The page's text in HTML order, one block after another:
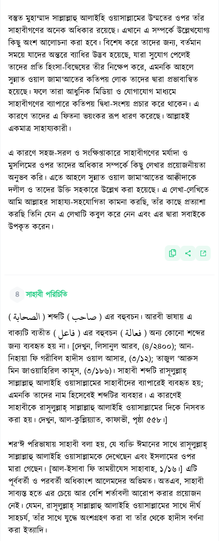
বস্তুত মুহাম্মাদ সাল্লাল্লাহু আলাইহি ওয়াসাল্লামের উম্মতের ওপর তাঁর
সাহাবীগণের অনেক অধিকার রয়েছে। এখানে এ সম্পর্কে উল্লেখযোগ্য
কিছু অংশ আলোচনা করা হবে। বিশেষ করে তাদের জন্য, বর্তমান
সময়ে যাদের অন্তরে ব্যাধির উদ্ভব হয়েছে, যারা সুযোগ পেলেই
তাদের প্রতি হিংসা-বিদ্বেষের তীর নিক্ষেপ করে, এমনকি আহলে
সুন্নাত ওয়াল জামা‘আতের কতিপয় লোক তাদের দ্বারা প্রভাবান্বিত
হয়েছে। ফলে তারা আধুনিক মিডিয়া ও যোগাযোগ মাধ্যমে
সাহাবীগণের ব্যাপারে কতিপয় দ্বিধা-সংশয় প্রচার করে থাকেন। এ
কারণে তাদের এ ফিতনা ভয়ংকর রূপ ধারণ করেছে। আল্লাহই
একমাত্র সাহায্যকারী।
এ কারণে সহজ-সরল ও সংক্ষিপ্তাকারে সাহাবীগণের মর্যাদা ও
মুসলিমের ওপর তাদের অধিকার সম্পর্কে কিছু লেখার প্রয়োজনীয়তা
অনুভব করি। এতে আহলে সুন্নাত ওয়াল জামা‘আতের আক্বীদাকে
দলীল ও তাদের উক্তি সহকারে উল্লেখ করা হয়েছে। এ লেখা-লেখিতে
আমি আল্লাহর সাহায্য-সহযোগিতা কামনা করছি, তাঁর কাছে প্রত্যাশা
করছি তিনি যেন এ লেখাটি কবুল করে নেন এবং এর দ্বারা সবাইকে
উপকৃত করেন।
৪ সাহাবী পরিচিতি
( الصحابة ) শব্দটি ( صاحب ) এর বহুবচন। আরবী ভাষায় এ
বাক্যটি ব্যতীত ( فاعل ) এর বহুবচন ( فعالة ) অন্য কোনো শব্দের
জন্য ব্যবহৃত হয় না। [দেখুন, লিসানুল আরব, (৪/২৪০০); আন-
নিহায়া ফি গরীবিল হাদীস ওয়াল আসার, (৩/১২); তাজুল ‘আরুস
মিন জাওয়াহিরিল কামূস, (৩/১৮৬)। সাহাবী শব্দটি রাসূলুল্লাহ্
সাল্লাল্লাহু আলাইহি ওয়াসাল্লামের সাহাবীদের ব্যাপারেই ব্যবহৃত হয়;
এমনকি তাদের নাম হিসেবেই শব্দটির ব্যবহার। এ কারণেই
সাহাবীকে রাসূলুল্লাহ্ সাল্লাল্লাহু আলাইহি ওয়াসাল্লামের দিকে নিসবত
করা হয়। দেখুন, আল-কুল্লিয়্যাত, কাফাভী, পৃষ্ঠা ৫৫৮।]
শর‘ঈ পরিভাষায় সাহাবী বলা হয়, যে ব্যক্তি ঈমানের সাথে রাসূলুল্লাহ্
সাল্লাল্লাহু আলাইহি ওয়াসাল্লামকে দেখেছেন এবং ইসলামের ওপর
মারা গেছেন। [আল-ইসাবা ফি তাময়ীযেস সাহাবাহ, ১/১৬।] এটি
পূর্ববর্তী ও পরবর্তী অধিকাংশ আলেমদের অভিমত। অতএব, সাহাবী
সাব্যস্ত হতে এর চেয়ে আর বেশি শর্তাবলী আরোপ করার প্রয়োজন
নেই। যেমন, রাসূলুল্লাহ্ সাল্লাল্লাহু আলাইহি ওয়াসাল্লামের সাথে দীর্ঘ
সাহচর্য, তাঁর সাথে যুদ্ধে অংশগ্রহণ করা বা তাঁর থেকে হাদীস বর্ণনা
করা ইত্যাদি।